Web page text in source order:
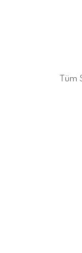
Tüm